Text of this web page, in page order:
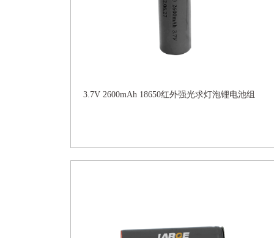
3.7V 2600mAh 18650红外强光求灯泡锂电池组